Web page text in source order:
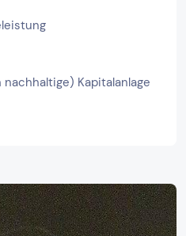
Kapitalanlage